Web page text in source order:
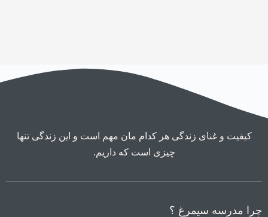
کیفیت و غنای زندگی هر کدام مان مهم است و این زندگی تنها
چیزی است که داریم.
چرا مدرسه سیمرغ ؟